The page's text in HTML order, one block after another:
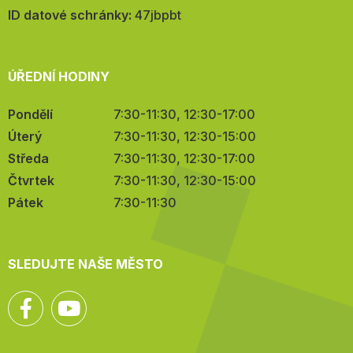
mail:
ID datové schránky: 47jbpbt
ÚŘEDNÍ HODINY
Pondělí
7:30-11:30, 12:30-17:00
Úterý
7:30-11:30, 12:30-15:00
Středa
7:30-11:30, 12:30-17:00
Čtvrtek
7:30-11:30, 12:30-15:00
Pátek
7:30-11:30
SLEDUJTE NAŠE MĚSTO
Facebook